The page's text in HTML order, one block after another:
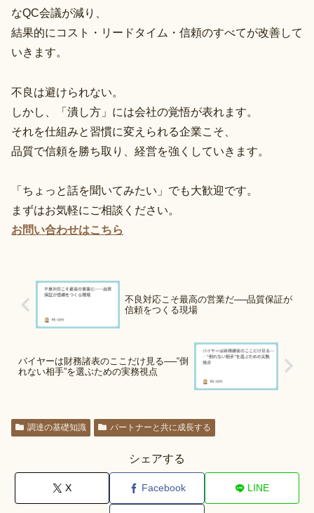
なQC会議が減り、
結果的にコスト・リードタイム・信頼のすべてが改善して
いきます。
不良は避けられない。
しかし、「潰し方」には会社の覚悟が表れます。
それを仕組みと習慣に変えられる企業こそ、
品質で信頼を勝ち取り、経営を強くしていきます。
「ちょっと話を聞いてみたい」でも大歓迎です。
まずはお気軽にご相談ください。
お問い合わせはこちら
不良対応こそ最高の営業だ──品質保証が
信頼をつくる現場
バイヤーは財務諸表のここだけ見る──“倒
れない相手”を選ぶための実務視点
調達の基礎知識 パートナーと共に成長する
シェアする
X Facebook LINE